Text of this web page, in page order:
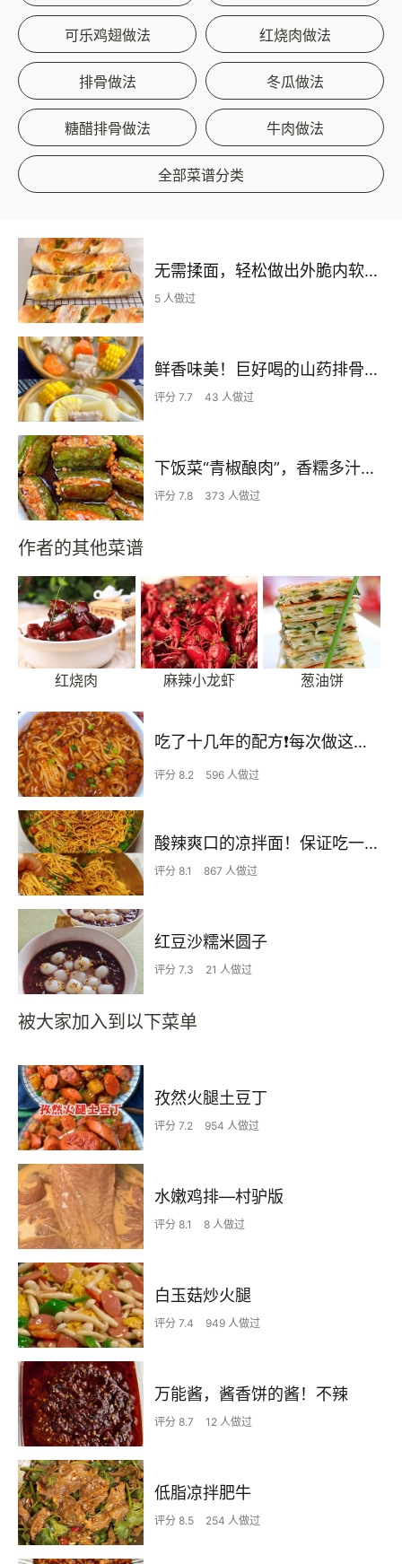
可乐鸡翅做法 红烧肉做法
排骨做法 冬瓜做法
糖醋排骨做法 牛肉做法
全部菜谱分类
无需揉面，轻松做出外脆内软的恰巴塔扭扭棒，手残党们的福利来咯~
5 人做过
鲜香味美！巨好喝的山药排骨汤！！
评分 7.7 43 人做过
下饭菜“青椒酿肉”，香糯多汁鲜嫩下饭
评分 7.8 373 人做过
作者的其他菜谱
红烧肉 麻辣小龙虾 葱油饼
吃了十几年的配方❗️每次做这至少吃2碗
评分 8.2 596 人做过
酸辣爽口的凉拌面！保证吃一次就上瘾
评分 8.1 867 人做过
红豆沙糯米圆子
评分 7.3 21 人做过
被大家加入到以下菜单
孜然火腿土豆丁
评分 7.2 954 人做过
水嫩鸡排—村驴版
评分 8.1 8 人做过
白玉菇炒火腿
评分 7.4 949 人做过
万能酱，酱香饼的酱！不辣
评分 8.7 12 人做过
低脂凉拌肥牛
评分 8.5 254 人做过